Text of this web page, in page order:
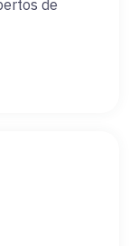
de